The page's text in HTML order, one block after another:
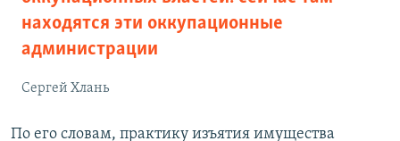
находятся эти оккупационные
администрации
Сергей Хлань
По его словам, практику изъятия имущества